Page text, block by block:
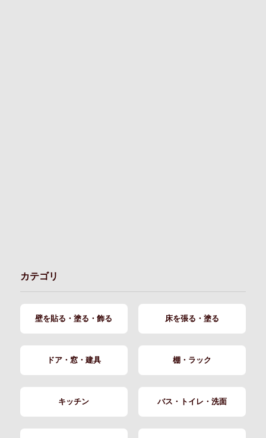
カテゴリ
壁を貼る・塗る・飾る 床を張る・塗る
ドア・窓・建具 棚・ラック
キッチン バス・トイレ・洗面